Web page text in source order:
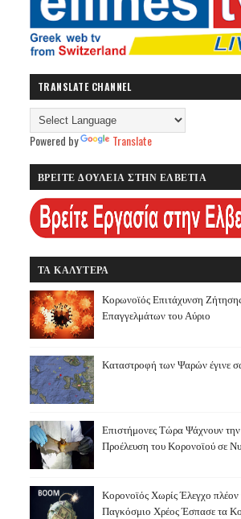
TRANSLATE CHANNEL
Powered by Translate
ΒΡΕΙΤΕ ΔΟΥΛΕΙΑ ΣΤΗΝ ΕΛΒΕΤΙΑ
ΤΑ ΚΑΛΥΤΕΡΑ
Κορωνοϊός Επιτάχυνση
Επαγγελμάτων του Αύριο
Καταστροφή των Ψαρών έγινε
Επιστήμονες Τώρα Ψάχνουν την
Προέλευση του Κορονοϊού σε
Κορονοϊός Χωρίς Έλεγχο πλέον
Παγκόσμιο Χρέος Έσπασε τα